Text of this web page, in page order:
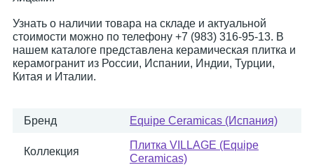
Узнать о наличии товара на складе и актуальной
стоимости можно по телефону +7 (983) 316-95-13. В
нашем каталоге представлена керамическая плитка и
керамогранит из России, Испании, Индии, Турции,
Китая и Италии.
Бренд Equipe Ceramicas (Испания)
Коллекция
Плитка VILLAGE (Equipe
Ceramicas)